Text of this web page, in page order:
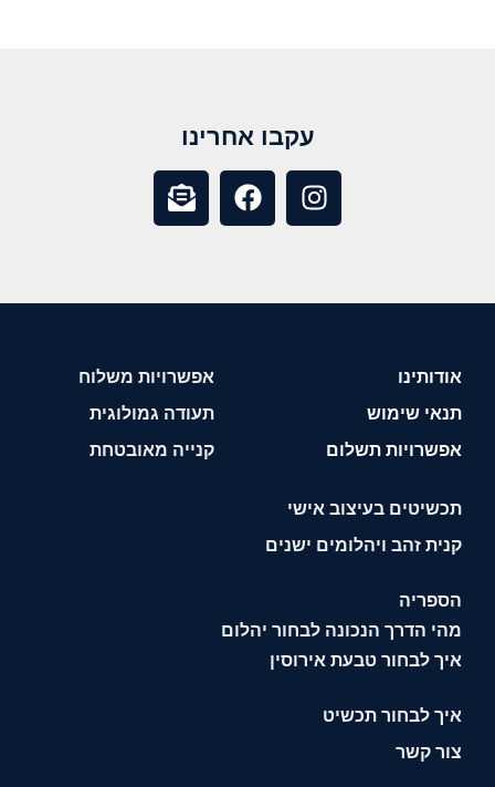
עקבו אחרינו
אודותינו
תנאי שימוש
אפשרויות תשלום
אפשרויות משלוח
תעודה גמולוגית
קנייה מאובטחת
תכשיטים בעיצוב אישי
קנית זהב ויהלומים ישנים
הספריה
מהי הדרך הנכונה לבחור יהלום
איך לבחור טבעת אירוסין
איך לבחור תכשיט
צור קשר